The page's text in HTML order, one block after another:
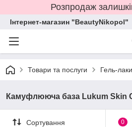
Розпродаж
Інтернет-магазин "BeautyNikopol"
Товари та послуги Гель-
Камуфлююча база Lukum Skin
Сортування 0